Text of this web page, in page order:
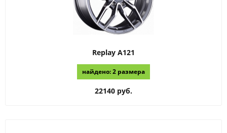
Replay A121
найдено: 2 размера
22140 руб.